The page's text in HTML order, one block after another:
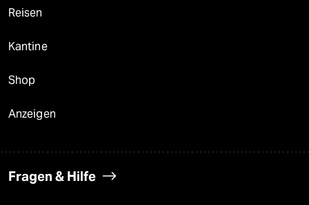
Reisen
Kantine
Shop
Anzeigen
Fragen & Hilfe